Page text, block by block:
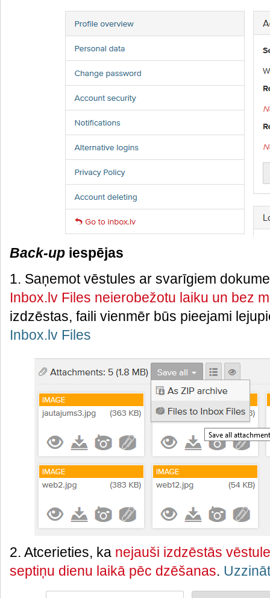
Back-up iespējas
1. Saņemot vēstules ar svarīgiem
Inbox.lv Files neierobežotu laiku un bez
izdzēstas, faili vienmēr būs pieejami
Inbox.lv Files
2. Atcerieties, ka nejauši izdzēstās
septiņu dienu laikā pēc dzēšanas.